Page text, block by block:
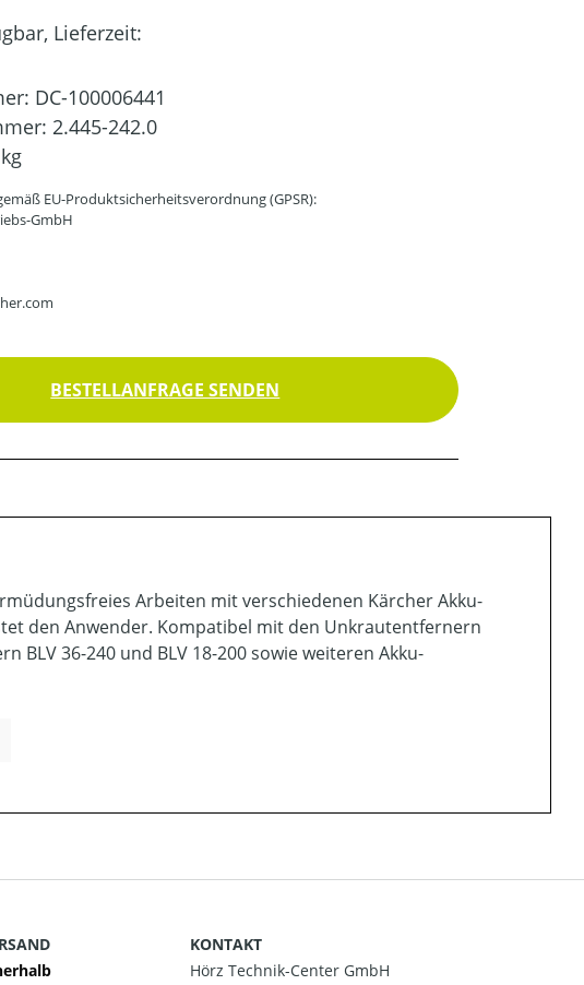
Lieferzeit:
DC-100006441
2.445-242.0
EU-Produktsicherheitsverordnung (GPSR):
GmbH
BESTELLANFRAGE SENDEN
Arbeiten mit verschiedenen Kärcher Akku-
den Anwender. Kompatibel mit den Unkrautentfernern
BLV 36-240 und BLV 18-200 sowie weiteren Akku-
KONTAKT
Hörz Technik-Center GmbH